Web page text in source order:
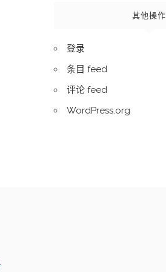
其他操作
登录
条目 feed
评论 feed
WordPress.org